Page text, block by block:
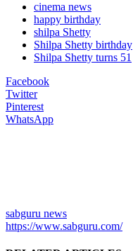
cinema news
happy birthday
shilpa Shetty
Shilpa Shetty birthday
Shilpa Shetty turns 51
Facebook
Twitter
Pinterest
WhatsApp
sabguru news
https://www.sabguru.com/